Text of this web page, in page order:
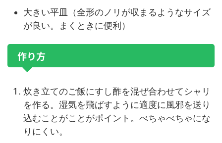
大きい平皿（全形のノリが収まるようなサイズ
が良い。まくときに便利）
作り方
炊き立てのご飯にすし酢を混ぜ合わせてシャリ
を作る。湿気を飛ばすように適度に風邪を送り
込むことがことがポイント。べちゃべちゃにな
りにくい。